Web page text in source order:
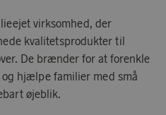
virksomhed, der
kvalitetsprodukter til
De brænder for at forenkle
hjælpe familier med små
øjeblik.